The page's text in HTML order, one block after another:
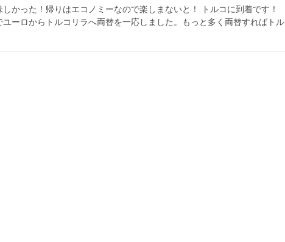
かった！帰りはエコノミーなので楽しまないと！ トルコに到着です！
ーロからトルコリラへ両替を一応しました。もっと多く両替すればトル